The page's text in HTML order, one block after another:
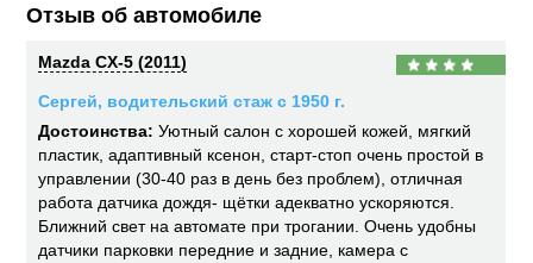
Отзыв об автомобиле
Mazda CX-5 (2011)
Сергей, водительский стаж с 1950 г.
Достоинства: Уютный салон с хорошей кожей, мягкий
пластик, адаптивный ксенон, старт-стоп очень простой в
управлении (30-40 раз в день без проблем), отличная
работа датчика дождя- щётки адекватно ускоряются.
Ближний свет на автомате при трогании. Очень удобны
датчики парковки передние и задние, камера с